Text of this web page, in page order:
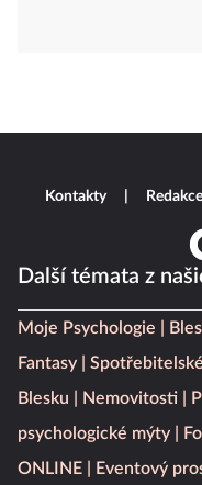
Další témata z
Moje Psychologie
Fantasy
Blesku
Nemovitosti
psychologické mýty
ONLINE
Eventový
Kontakty Redakce